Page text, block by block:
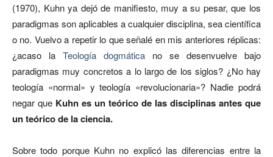
(1970), Kuhn ya dejó de manifiesto, muy a su pesar, que los
paradigmas son aplicables a cualquier disciplina, sea científica
o no. Vuelvo a repetir lo que señalé en mis anteriores réplicas:
¿acaso la Teología dogmática no se desenvuelve bajo
paradigmas muy concretos a lo largo de los siglos? ¿No hay
teología «normal» y teología «revolucionaria»? Nadie podrá
negar que Kuhn es un teórico de las disciplinas antes que
un teórico de la ciencia.
Sobre todo porque Kuhn no explicó las diferencias entre la